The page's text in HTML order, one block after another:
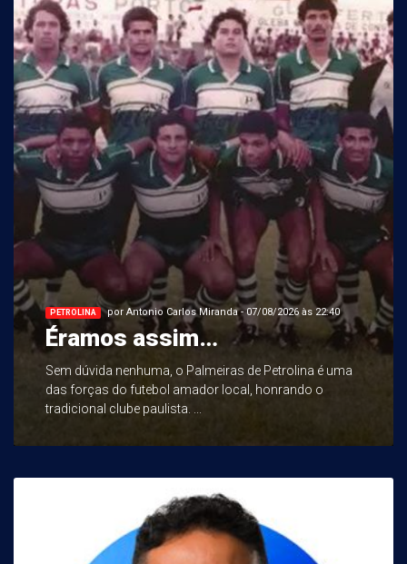
PETROLINA por Antonio Carlos Miranda - 07/08/2026 às 22:40
Éramos assim…
Sem dúvida nenhuma, o Palmeiras de Petrolina é uma
das forças do futebol amador local, honrando o
tradicional clube paulista. ...